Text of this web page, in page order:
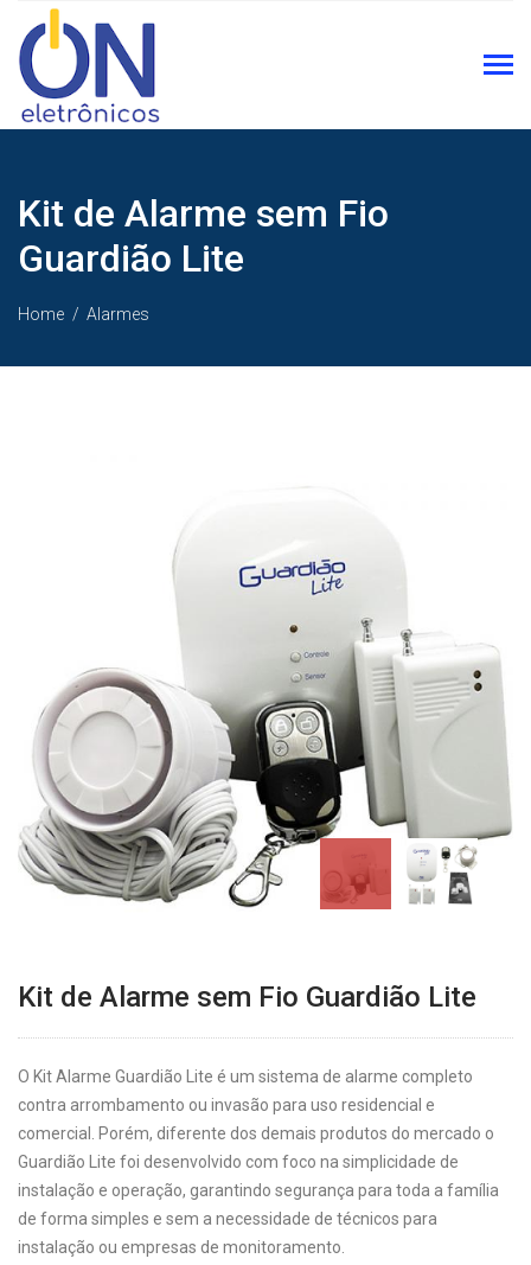
Kit de Alarme sem Fio
Guardião Lite
Home Alarmes
Kit de Alarme sem Fio Guardião Lite
O Kit Alarme Guardião Lite é um sistema de alarme completo
contra arrombamento ou invasão para uso residencial e
comercial. Porém, diferente dos demais produtos do mercado o
Guardião Lite foi desenvolvido com foco na simplicidade de
instalação e operação, garantindo segurança para toda a família
de forma simples e sem a necessidade de técnicos para
instalação ou empresas de monitoramento.